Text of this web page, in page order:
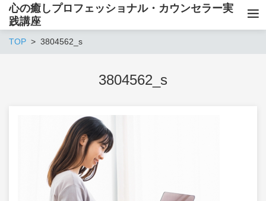
心の癒しプロフェッショナル・カウンセラー実
践講座
TOP 3804562_s
3804562_s